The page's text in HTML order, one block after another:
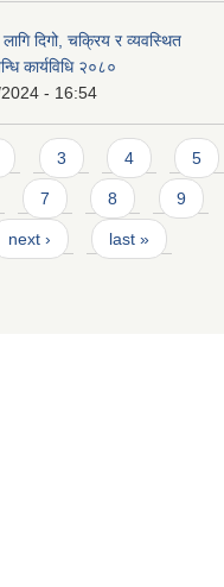
दिगो, चक्रिय र व्यवस्थित
कार्यविधि २०८०
- 16:54
3 4 5
7 8 9
next › last »